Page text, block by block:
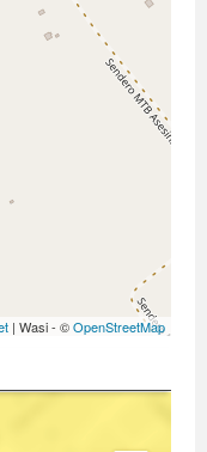
| Wasi - ©OpenStreetMap